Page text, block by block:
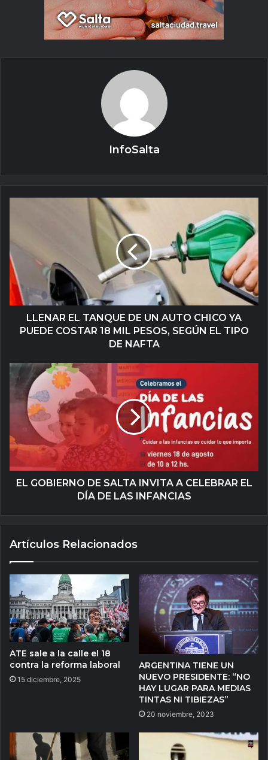
InfoSalta
LLENAR EL TANQUE DE UN AUTO CHICO YA
PUEDE COSTAR 18 MIL PESOS, SEGÚN EL TIPO
DE NAFTA
EL GOBIERNO DE SALTA INVITA A CELEBRAR EL
DÍA DE LAS INFANCIAS
Artículos Relacionados
ATE sale a la calle el 18
contra la reforma laboral
15 diciembre, 2025
ARGENTINA TIENE UN
NUEVO PRESIDENTE: “NO
HAY LUGAR PARA MEDIAS
TINTAS NI TIBIEZAS”
20 noviembre, 2023